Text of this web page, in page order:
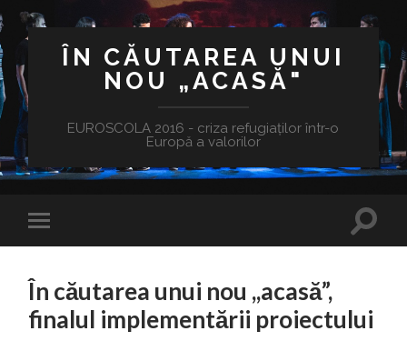
ÎN CĂUTAREA UNUI
NOU „ACASĂ"
EUROSCOLA 2016 - criza refugiaților într-o
Europă a valorilor
În căutarea unui nou ,,acasă”,
finalul implementării proiectului